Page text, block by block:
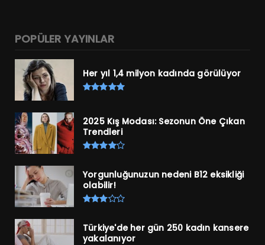
POPÜLER YAYINLAR
Her yıl 1,4 milyon kadında görülüyor
2025 Kış Modası: Sezonun Öne Çıkan
Trendleri
Yorgunluğunuzun nedeni B12 eksikliği
olabilir!
Türkiye'de her gün 250 kadın kansere
yakalanıyor